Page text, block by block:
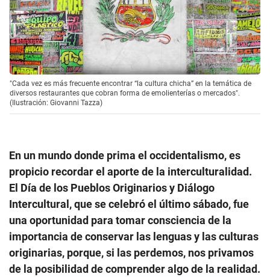
"Cada vez es más frecuente encontrar “la cultura chicha” en la temática de
diversos restaurantes que cobran forma de emolienterías o mercados".
(Ilustración: Giovanni Tazza)
En un mundo donde prima el occidentalismo, es
propicio recordar el aporte de la interculturalidad.
El Día de los Pueblos Originarios y Diálogo
Intercultural, que se celebró el último sábado, fue
una oportunidad para tomar consciencia de la
importancia de conservar las lenguas y las culturas
originarias, porque, si las perdemos, nos privamos
de la posibilidad de comprender algo de la realidad.